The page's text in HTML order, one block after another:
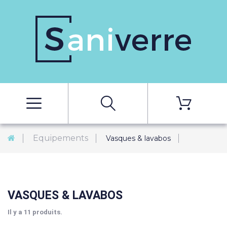
Equipements Vasques & lavabos
VASQUES & LAVABOS
Il y a 11 produits.